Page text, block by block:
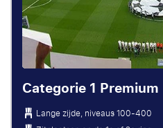
Categorie 1 Premium
Lange zijde, niveaus 100-400